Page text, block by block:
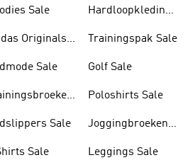
Sale
Originals
Sale
Sale
Sale
Hardloopkleding
Trainingspak Sale
Golf Sale
Poloshirts Sale
Joggingbroeken
Leggings Sale